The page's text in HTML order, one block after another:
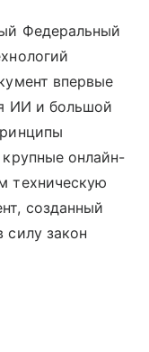
Федеральный
впервые
ИИ и большой
онлайн-
техническую
созданный
закон